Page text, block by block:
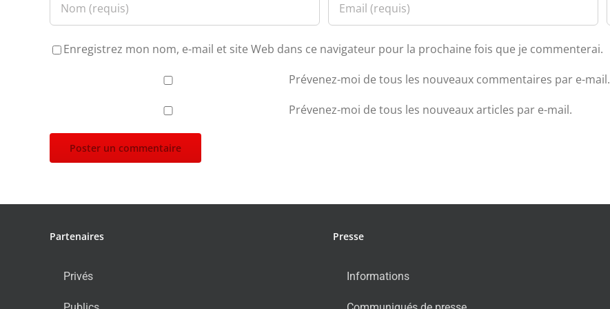
Enregistrez mon nom, e-mail et site Web dans ce navigateur pour la prochaine fois que je commenterai.
Prévenez-moi de tous les nouveaux commentaires par e-mail.
Prévenez-moi de tous les nouveaux articles par e-mail.
Partenaires
Privés
Presse
Informations